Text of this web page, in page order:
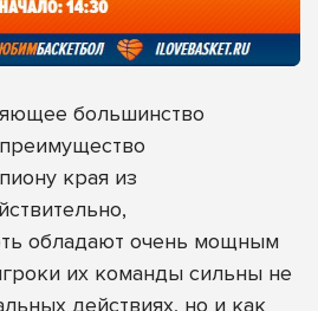
большинство
края из
обладают очень мощным
их команды сильны не
действиях, но и как